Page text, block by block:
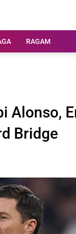
RAGAM
Alonso,
Bridge